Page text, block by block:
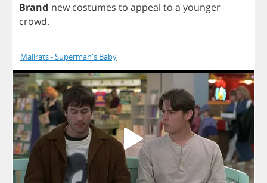
Brand-new costumes to appeal to a younger
crowd.
Mallrats - Superman's Baby